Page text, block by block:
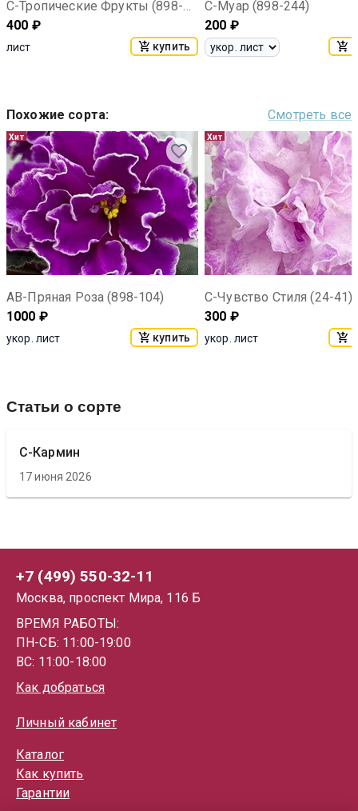
С-Тропические Фрукты (898-55)
400 ₽
лист купить
С-Муар (898-244)
200 ₽
Похожие сорта: Смотреть все
Хит
АВ-Пряная Роза (898-104)
1000 ₽
укор. лист купить
Хит
С-Чувство Стиля (24-41)
300 ₽
укор. лист
Статьи о сорте
С-Кармин
17 июня 2026
+7 (499) 550-32-11
Москва, проспект Мира, 116 Б
ВРЕМЯ РАБОТЫ:
ПН-СБ: 11:00-19:00
ВС: 11:00-18:00
Как добраться
Личный кабинет
Каталог
Как купить
Гарантии